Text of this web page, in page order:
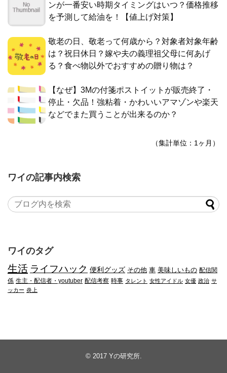
ンが一番安い時期タイミングはいつ？価格推移
を予測して給油を！【値上げ対策】
敬老の日、敬老って何歳から？対象者対象年齢
は？祝日休日？嫁や夫の義理祖父母に何あげ
る？食べ物以外でおすすめの贈り物は？
【なぜ】3Mの付箋ポストイットが販売終了・
停止・欠品！強粘着・かわいいアマゾンや楽天
などでまた買うことが出来るのか？
（集計単位：1ヶ月）
ワイの記事内検索
ワイのタグ
生活 ライフハック 便利グッズ その他 車 美味しいもの 配信関
係 生主・配信者・youtuber 配信考察 時事 タレント 女性アイドル 女優 政治 サ
ッカー 炎上
© 2017 Yの研究所.